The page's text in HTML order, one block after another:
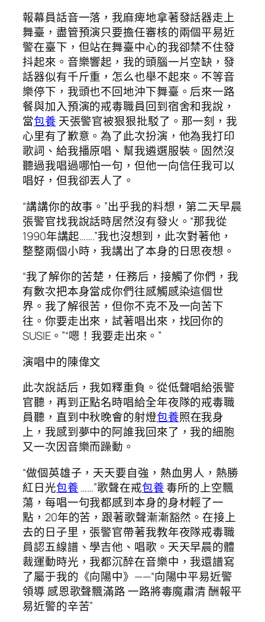
報幕員話音一落，我麻痺地拿著發話器走上
舞臺，盡管預演只要擔任審核的兩個平易近
警在臺下，但站在舞臺中心的我卻禁不住發
抖起來。音樂響起，我的頭腦一片空缺，發
話器似有千斤重，怎么也舉不起來。不等音
樂停下，我頭也不回地沖下舞臺。后來一路
餐與加入預演的戒毒職員回到宿舍和我說，
當包養 天張警官被狠狠批駁了。那一刻，我
心里有了歉意。為了此次扮演，他為我打印
歌詞、給我播原唱、幫我遴選服裝。固然沒
聽過我唱過哪怕一句，但他一向信任我可以
唱好，但我卻丟人了。
“講講你的故事。”出乎我的料想，第二天早晨
張警官找我說話時居然沒有發火。“那我從
1990年講起…….”我也沒想到，此次對著他，
整整兩個小時，我講出了本身的日思夜想。
“我了解你的苦楚，任務后，接觸了你們，我
有數次把本身當成你們往感觸感染這個世
界。我了解很苦，但你不克不及一向苦下
往。你要走出來，試著唱出來，找回你的
SUSIE。”“嗯！我要走出來。”
演唱中的陳偉文
此次說話后，我如釋重負。從低聲唱給張警
官聽，再到正點名時唱給全年夜隊的戒毒職
員聽，直到中秋晚會的射燈包養照在我身
上，我感到夢中的阿誰我回來了，我的細胞
又一次因音樂而躁動。
“做個英雄子，天天要自強，熱血男人，熱勝
紅日光包養……”歌聲在戒包養毒所的上空飄
蕩，每唱一句我都感到本身的身材輕了一
點，20年的苦，跟著歌聲漸漸豁然。在接上
去的日子里，張警官帶著我教年夜隊戒毒職
員認五線譜、學吉他、唱歌。天天早晨的體
裁運動時光，我都沉醉在音樂中，我還譜寫
了屬于我的《向陽中》——“向陽中平易近警
領導 感恩歌聲飄滿路 一路將毒魔肅清 酬報平
易近警的辛苦”